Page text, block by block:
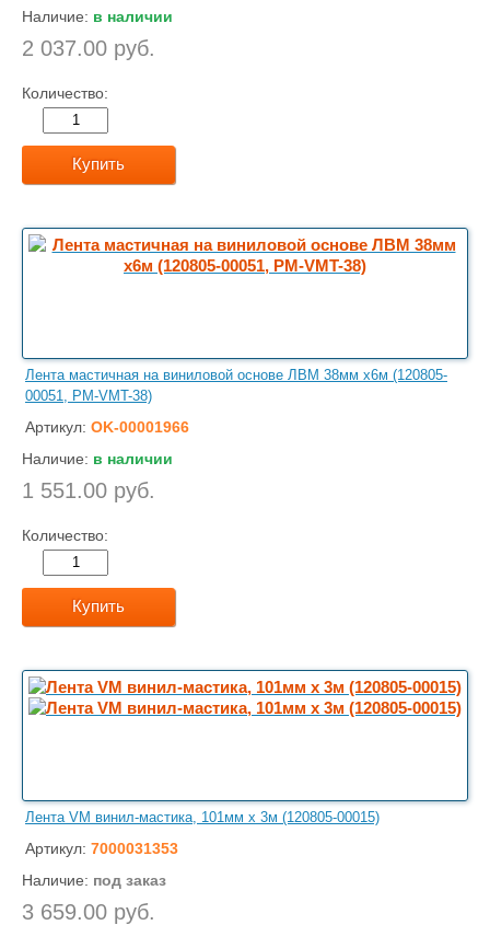
Наличие: в наличии
2 037.00 руб.
Количество:
Купить
Лента мастичная на виниловой основе ЛВМ 38мм х6м (120805-
00051, PM-VMT-38)
Артикул: OK-00001966
Наличие: в наличии
1 551.00 руб.
Количество:
Купить
Лента VM винил-мастика, 101мм х 3м (120805-00015)
Артикул: 7000031353
Наличие: под заказ
3 659.00 руб.